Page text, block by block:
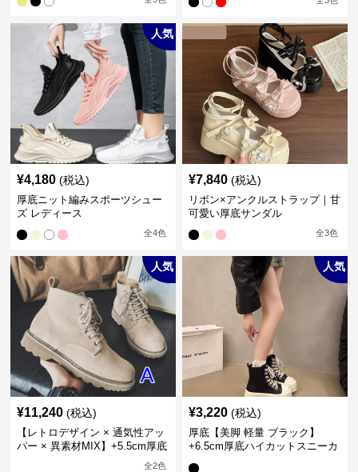
人気
¥4,180 (税込)
厚底ニット編みスポーツシュー
ズ レディース
全4色
¥7,840 (税込)
リボン×アンクルストラップ｜甘
可愛い厚底サンダル
全3色
人気
¥11,240 (税込)
【レトロデザイン × 通気性アッ
パー × 異素材MIX】+5.5cm厚底
全2色
人気
¥3,220 (税込)
厚底【美脚 軽量 ブラック】
+6.5cm厚底ハイカットスニーカ